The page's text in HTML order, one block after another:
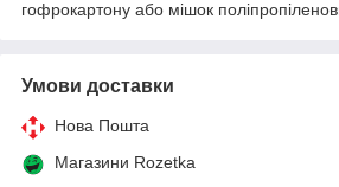
гофрокартону або мішок
Умови доставки
Нова Пошта
Магазини Rozetka